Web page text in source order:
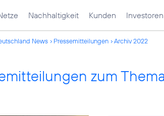
Nachhaltigkeit Kunden Investoren
News Pressemitteilungen Archiv 2022
zum